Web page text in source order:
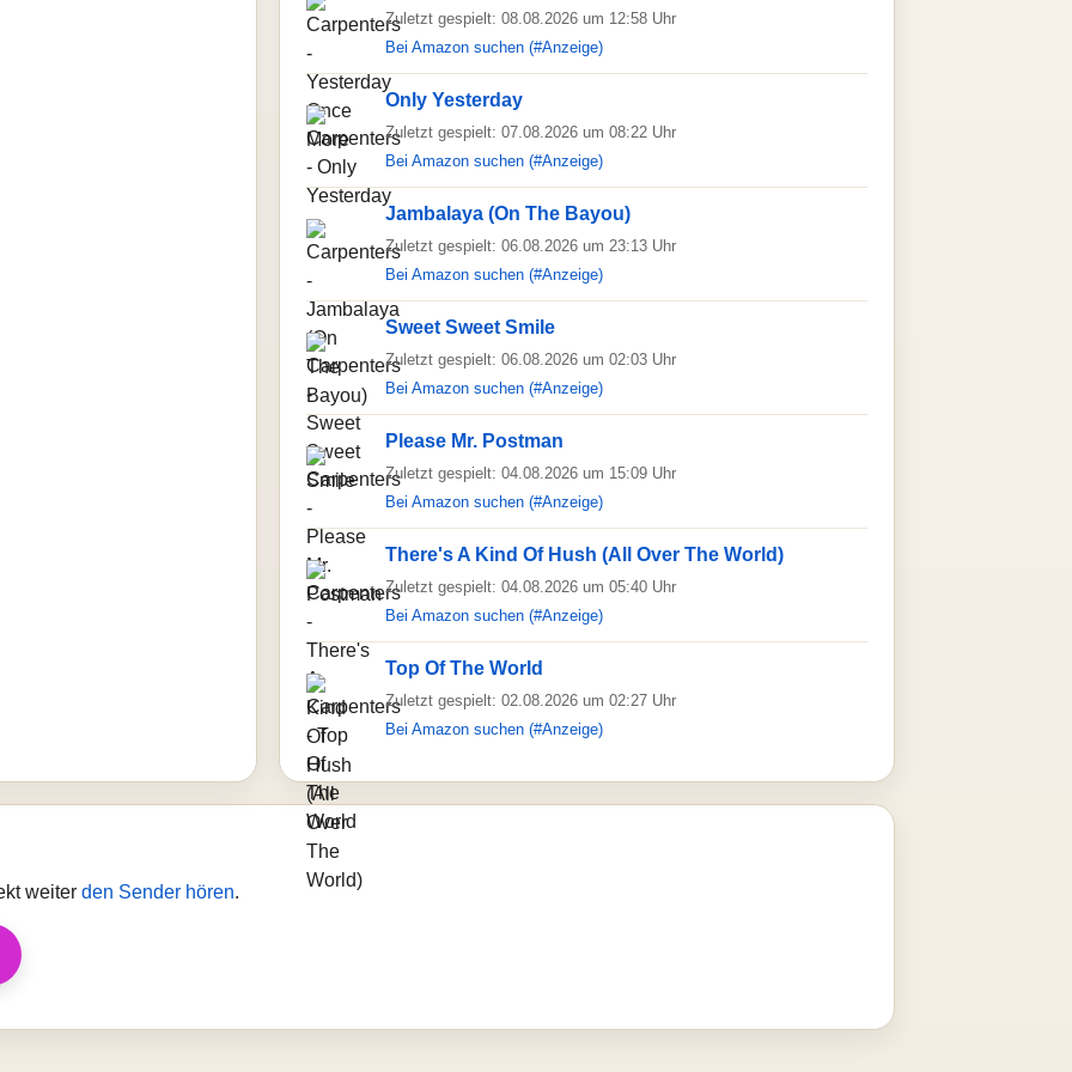
Zuletzt gespielt: 08.08.2026 um 12:58 Uhr
Bei Amazon suchen (#Anzeige)
Only Yesterday
Zuletzt gespielt: 07.08.2026 um 08:22 Uhr
Bei Amazon suchen (#Anzeige)
Jambalaya (On The Bayou)
Zuletzt gespielt: 06.08.2026 um 23:13 Uhr
Bei Amazon suchen (#Anzeige)
Sweet Sweet Smile
Zuletzt gespielt: 06.08.2026 um 02:03 Uhr
Bei Amazon suchen (#Anzeige)
Please Mr. Postman
Zuletzt gespielt: 04.08.2026 um 15:09 Uhr
Bei Amazon suchen (#Anzeige)
There's A Kind Of Hush (All Over The World)
Zuletzt gespielt: 04.08.2026 um 05:40 Uhr
Bei Amazon suchen (#Anzeige)
Top Of The World
Zuletzt gespielt: 02.08.2026 um 02:27 Uhr
Bei Amazon suchen (#Anzeige)
weiter den Sender hören.